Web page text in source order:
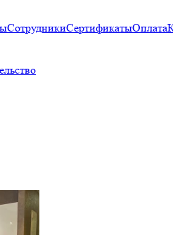
СотрудникиСертификатыОплата